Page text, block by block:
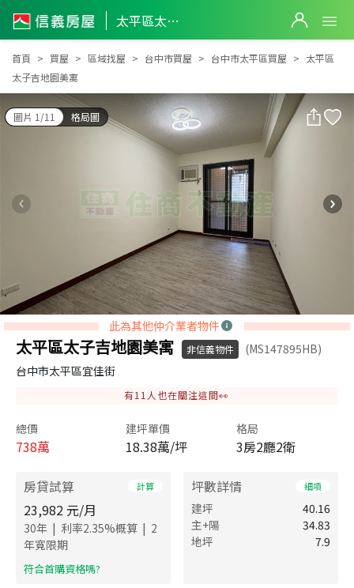
太平區太子吉地園美寓
太平區太子吉地園美寓
首頁 買屋 區域找屋 台中市買屋 台中市太平區買屋
太平區
太子吉地園美寓
圖片 1/11 格局圖
此為其他仲介業者物件
太平區太子吉地園美寓 非信義物件
(MS147895HB)
台中市太平區宜佳街
有11 人也在關注這間👀
總價
738萬
建坪單價
18.38萬/坪
格局
3房2廳2衛
房貸試算 計算
23,982 元/月
30年 | 利率2.35%概算 | 2
年寬限期
​符合首購資格嗎?
坪數詳情 細項
建坪
40.16
主+陽
34.83
地坪
7.9